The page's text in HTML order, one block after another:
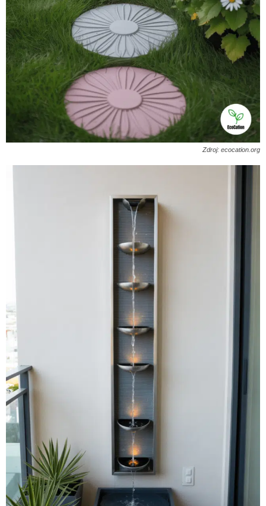
Zdroj: ecocation.org